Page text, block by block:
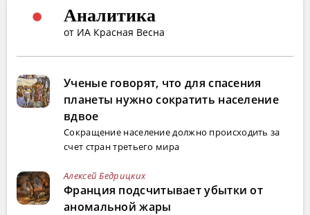
Аналитика
от ИА Красная Весна
Ученые говорят, что для спасения
планеты нужно сократить население
вдвое
Сокращение население должно происходить за
счет стран третьего мира
Алексей Бедрицких
Франция подсчитывает убытки от
аномальной жары